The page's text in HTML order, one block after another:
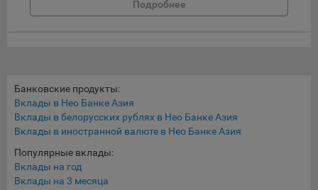
данные о пользователе в случае, если это разрешено в
cookie:
Общество может использовать файлы cookie для
рекламирования услуг пользователям сайта
пользователь посетит указанный сайт, то в дальнейшем
может встретить рекламу Общества на некоторых
сторонних веб-сайтах.
Подробнее
Банковские продукты:
Вклады в Нео Банке Азия
Вклады в белорусских рублях в Нео Банке Азия
Вклады в иностранной валюте в Нео Банке Азия
Популярные вклады:
Вклады на год
Вклады на 3 месяца